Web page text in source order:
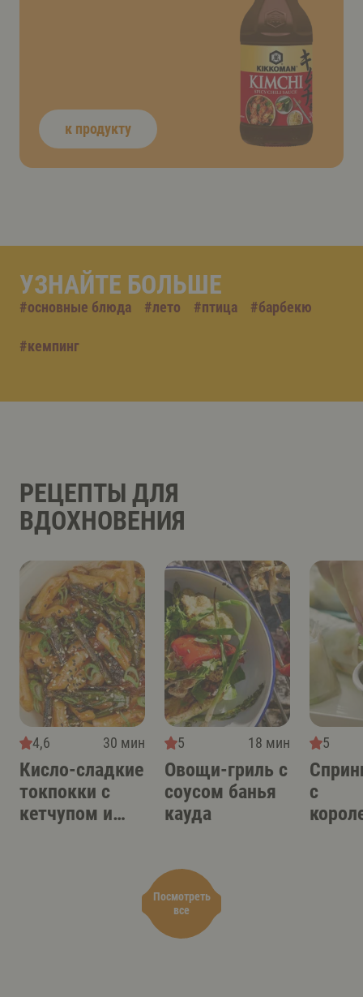
к продукту
УЗНАЙТЕ БОЛЬШЕ
#основные блюда #лето #птица #барбекю
#кемпинг
РЕЦЕПТЫ ДЛЯ
ВДОХНОВЕНИЯ
Посмотреть
все
4,6 30 мин
Кисло-сладкие
токпокки с
кетчупом и
5 18 мин
Овощи-гриль с
соусом банья
кауда
5
с